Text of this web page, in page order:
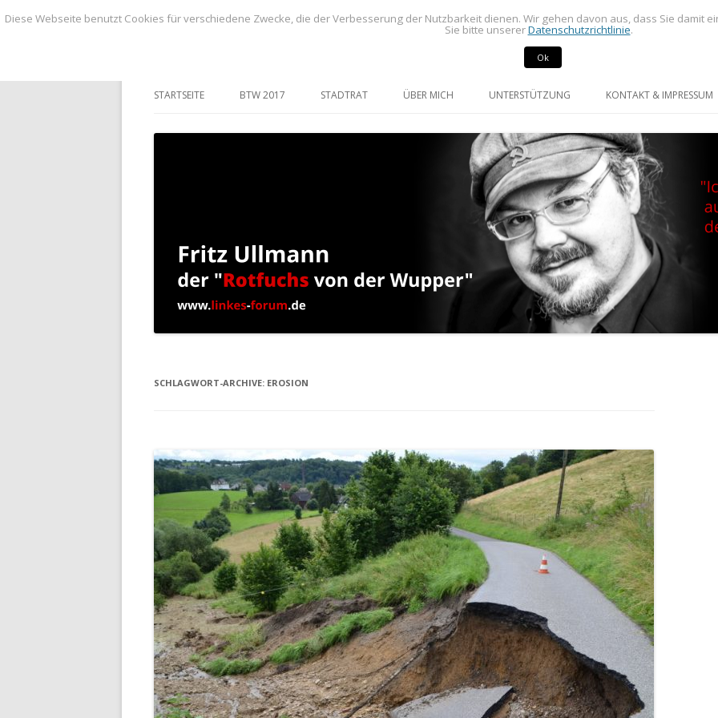
BLOG von Fritz Ullmann, linker Stadtverordneter im Rat der Stadt Radevormwald
zum
STARTSEITE BTW 2017 STADTRAT ÜBER MICH UNTERSTÜTZUNG KONTAKT & IMPRESSUM
SCHLAGWORT-ARCHIVE: EROSION
Diese Webseite benutzt Cookies für verschiedene Zwecke, die der Verbesserung der Nutzbarkeit dienen. Wir gehen davon aus, dass Sie damit
Sie bitte unsererDatenschutzrichtlinie.
Ok